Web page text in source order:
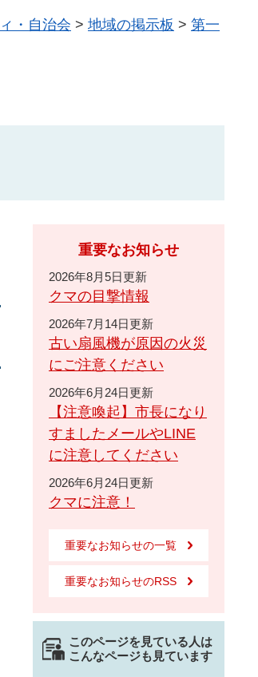
・自治会 > 地域の掲示板 > 第一
重要なお知らせ
2026年8月5日更新
クマの目撃情報
2026年7月14日更新
古い扇風機が原因の火災
にご注意ください
2026年6月24日更新
【注意喚起】市長になり
すましたメールやLINE
に注意してください
2026年6月24日更新
クマに注意！
重要なお知らせの一覧
重要なお知らせのRSS
このページを見ている人は
こんなページも見ています